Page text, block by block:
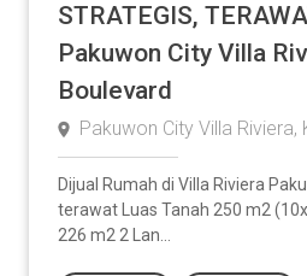
STRATEGIS,
Pakuwon City Villa
Boulevard
Pakuwon City Villa
Dijual Rumah di Villa Riviera
terawat Luas Tanah 250 m2
226 m2 2 Lan...